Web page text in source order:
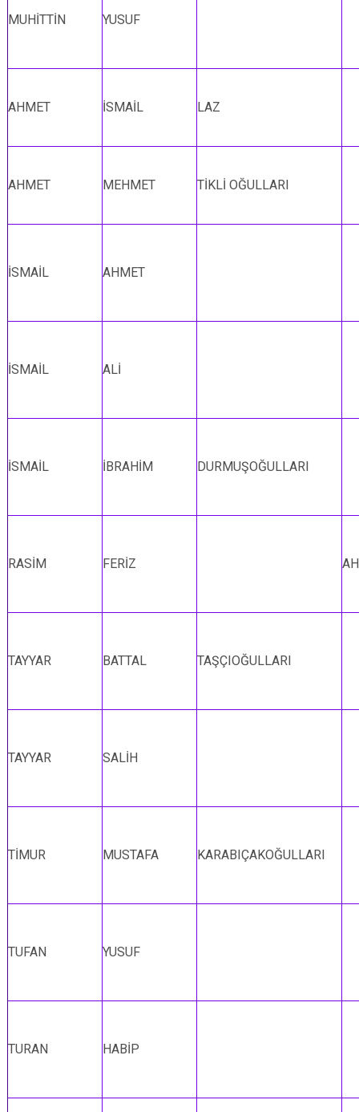
MUHİTTİN YUSUF
AHMET İSMAİL LAZ
AHMET MEHMET TİKLİ OĞULLARI
İSMAİL AHMET
İSMAİL ALİ
İSMAİL İBRAHİM DURMUŞOĞULLARI
RASİM FERİZ
TAYYAR BATTAL TAŞÇIOĞULLARI
TAYYAR SALİH
TİMUR MUSTAFA KARABIÇAKOĞULLARI
TUFAN YUSUF
TURAN HABİP